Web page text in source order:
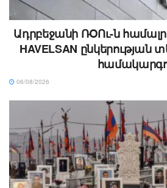
Ադրբեջանի ՌՕՈւ-ն
HAVELSAN
06/08/2026